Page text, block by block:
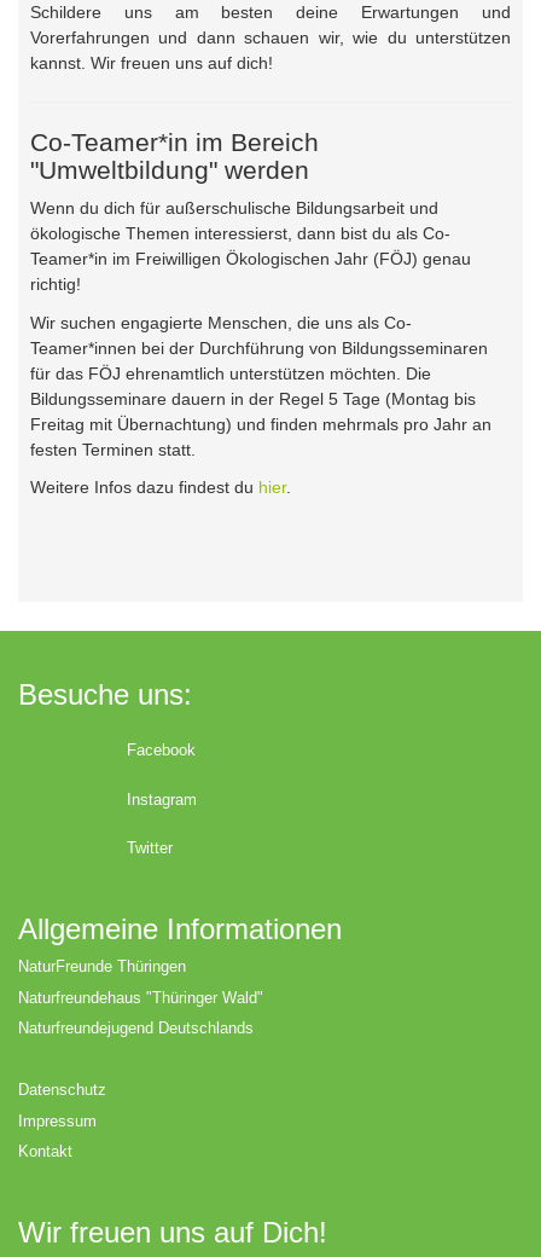
Schildere uns am besten deine Erwartungen und
Vorerfahrungen und dann schauen wir, wie du unterstützen
kannst. Wir freuen uns auf dich!
Co-Teamer*in im Bereich
"Umweltbildung" werden
Wenn du dich für außerschulische Bildungsarbeit und
ökologische Themen interessierst, dann bist du als Co-
Teamer*in im Freiwilligen Ökologischen Jahr (FÖJ) genau
richtig!
Wir suchen engagierte Menschen, die uns als Co-
Teamer*innen bei der Durchführung von Bildungsseminaren
für das FÖJ ehrenamtlich unterstützen möchten. Die
Bildungsseminare dauern in der Regel 5 Tage (Montag bis
Freitag mit Übernachtung) und finden mehrmals pro Jahr an
festen Terminen statt.
Weitere Infos dazu findest du hier.
Besuche uns:
Facebook
Instagram
Twitter
Allgemeine Informationen
NaturFreunde Thüringen
Naturfreundehaus "Thüringer Wald"
Naturfreundejugend Deutschlands
Datenschutz
Impressum
Kontakt
Wir freuen uns auf Dich!